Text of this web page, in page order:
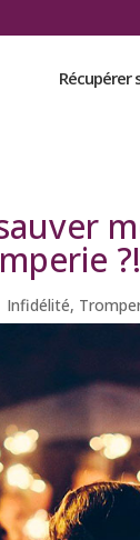
Récupérer
?!
Infidélité,